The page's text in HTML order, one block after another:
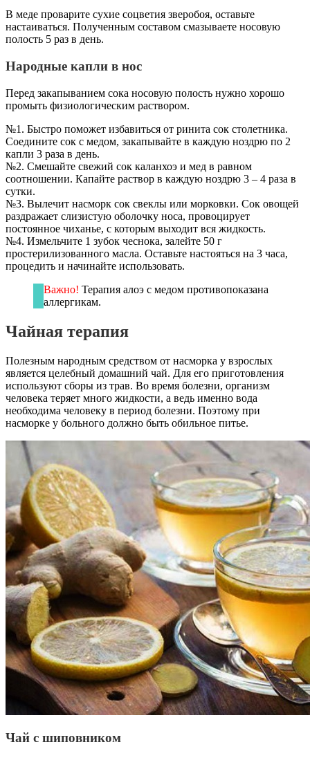
В меде проварите сухие соцветия зверобоя, оставьте
настаиваться. Полученным составом смазываете носовую
полость 5 раз в день.
Народные капли в нос
Перед закапыванием сока носовую полость нужно хорошо
промыть физиологическим раствором.
№1. Быстро поможет избавиться от ринита сок столетника.
Соедините сок с медом, закапывайте в каждую ноздрю по 2
капли 3 раза в день.
№2. Смешайте свежий сок каланхоэ и мед в равном
соотношении. Капайте раствор в каждую ноздрю 3 – 4 раза в
сутки.
№3. Вылечит насморк сок свеклы или морковки. Сок овощей
раздражает слизистую оболочку носа, провоцирует
постоянное чиханье, с которым выходит вся жидкость.
№4. Измельчите 1 зубок чеснока, залейте 50 г
простерилизованного масла. Оставьте настояться на 3 часа,
процедить и начинайте использовать.
Важно! Терапия алоэ с медом противопоказана
аллергикам.
Чайная терапия
Полезным народным средством от насморка у взрослых
является целебный домашний чай. Для его приготовления
используют сборы из трав. Во время болезни, организм
человека теряет много жидкости, а ведь именно вода
необходима человеку в период болезни. Поэтому при
насморке у больного должно быть обильное питье.
Чай с шиповником